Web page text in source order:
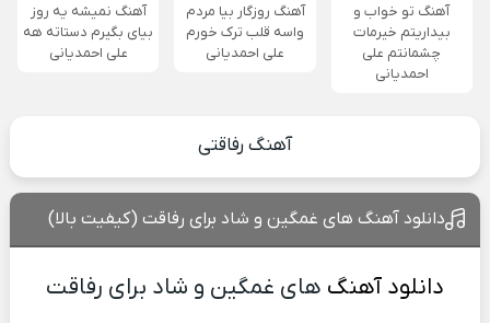
آهنگ تو خواب و
بیداریتم خیرمات
چشمانتم علی
احمدیانی
آهنگ روزگار بیا مردم
واسه قلب ترک خورم
علی احمدیانی
آهنگ نمیشه یه روز
بیای بگیرم دستاته هه
علی احمدیانی
آهنگ رفاقتی
دانلود آهنگ های غمگین و شاد برای رفاقت (کیفیت بالا)
دانلود آهنگ های غمگین و شاد برای رفاقت